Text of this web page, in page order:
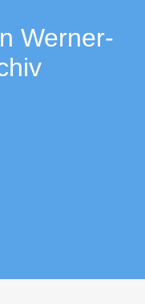
Werner-